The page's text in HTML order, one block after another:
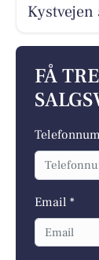
Kystvejen
FÅ
Email *